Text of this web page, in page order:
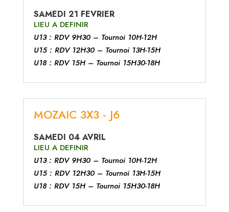
SAMEDI 21 FEVRIER
LIEU A DEFINIR
U13 : RDV 9H30 – Tournoi 10H-12H
U15 : RDV 12H30 – Tournoi 13H-15H
U18 : RDV 15H – Tournoi 15H30-18H
MOZAIC 3X3 - J6
SAMEDI 04 AVRIL
LIEU A DEFINIR
U13 : RDV 9H30 – Tournoi 10H-12H
U15 : RDV 12H30 – Tournoi 13H-15H
U18 : RDV 15H – Tournoi 15H30-18H